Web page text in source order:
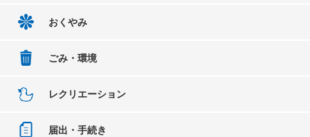
おくやみ
ごみ・環境
レクリエーション
届出・手続き